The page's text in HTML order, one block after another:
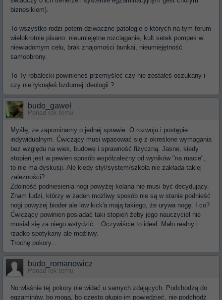
biznesikiem).
To wszystko rodzi potem dziwaczne patologie o których na tym forum
wielokrotnie pisano: nieumiejętne rozciąganie, kult setek pompek w
niewiadomym celu, brak znajomości bunkai, nieumiejętność
samoobrony.
To Ty robalecki powinieneś przemyśleć czy nie zostałeś oszukany i
czy nie łyknąłeś bzdurnej ideologii ?
budo_gaweł
Ponad rok temu
Myślę, że zapominamy o jednej sprawie. O rozwoju i postępie
indywidualnym. Ćwiczący musi wpasować się z określone wymagania
bez względu na wiek, budowę i sprawność fizyczną. Jasne, kiedy
stopień jest w pewien sposób współzależny od wyników "na macie",
to nie ma dyskusji. Ale kiedy styl/system/szkoła nie zakłada takiej
zależności?
Zdolność podniesienia nogi powyżej kolana nie musi być decydujący.
Znam ludzi, którzy w żaden możliwy sposób nie są w stanie podnieść
nogi powyżej bioder ale low kick'a mają takiego, że urywa nogę. I co?
Ćwiczący powinien posiadać taki stopień żeby jego nauczyciel nie
musiał się za niego wstydzić... Oczywiście to ideał. Mało realny i
rzadko spotykany ale możliwy.
Trochę pokory...
budo_romanowicz
Ponad rok temu
No właśnie tej pokory nie widać u samych zdających. Podchodzą do
egzaminów, bo mogą, bo często głupio im powiedzieć, nie podchodź